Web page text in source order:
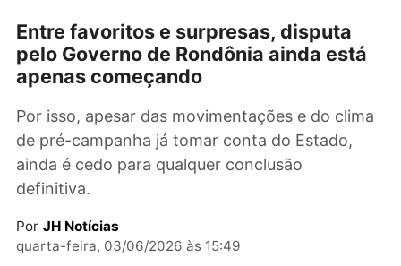
Entre favoritos e surpresas, disputa
pelo Governo de Rondônia ainda
Por isso, apesar das movimentações e do
de pré-campanha já tomar conta do Estado,
ainda é cedo para qualquer conclusão
definitiva.